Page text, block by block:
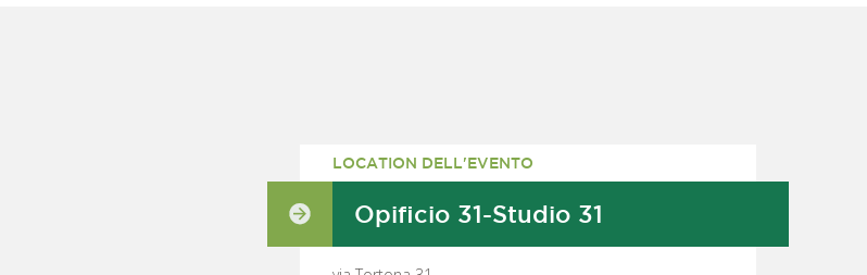
LOCATION DELL'EVENTO
Opificio 31-Studio 31